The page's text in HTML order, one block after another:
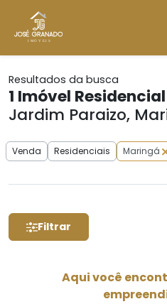
Resultados da busca
1 Imóvel Residencial
Jardim Paraizo,
Venda Residenciais Maringá
Filtrar
Aqui você